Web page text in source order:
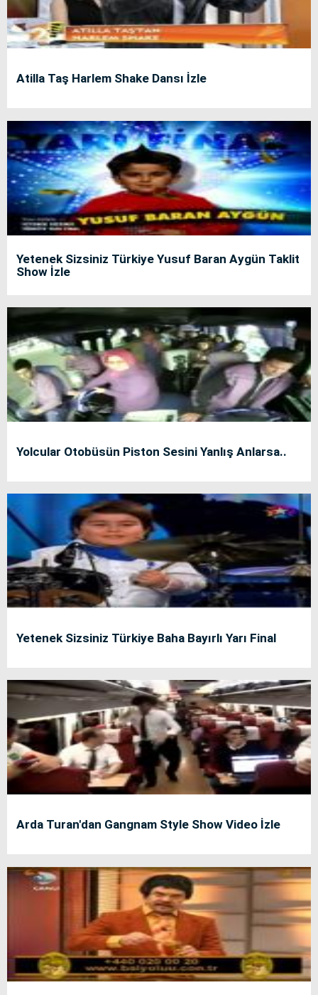
Atilla Taş Harlem Shake Dansı İzle
Yetenek Sizsiniz Türkiye Yusuf Baran Aygün Taklit
Show İzle
Yolcular Otobüsün Piston Sesini Yanlış Anlarsa..
Yetenek Sizsiniz Türkiye Baha Bayırlı Yarı Final
Arda Turan'dan Gangnam Style Show Video İzle